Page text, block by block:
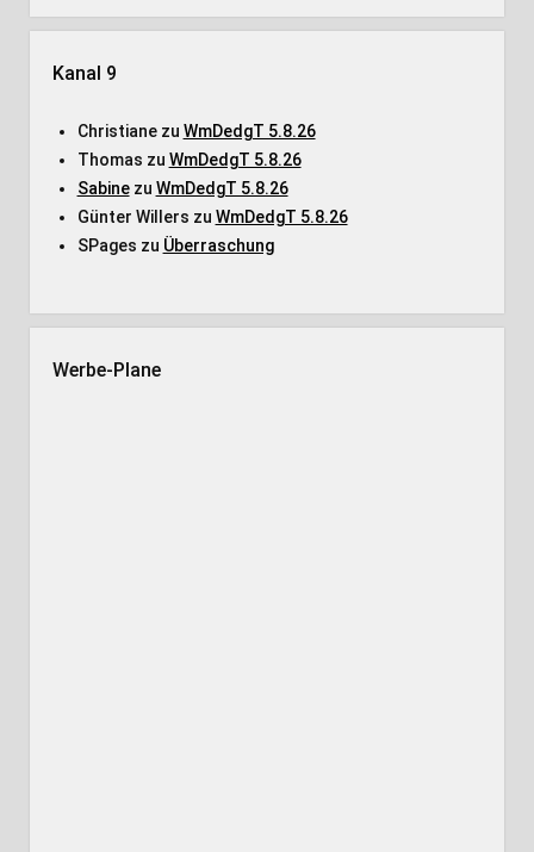
Kanal 9
Christianezu WmDedgT 5.8.26
Thomas zu WmDedgT 5.8.26
Sabinezu WmDedgT 5.8.26
Günter Willers zu WmDedgT 5.8.26
SPages zu Überraschung
Werbe-Plane